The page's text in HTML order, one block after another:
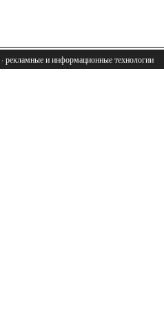
· рекламные и информационные технологии